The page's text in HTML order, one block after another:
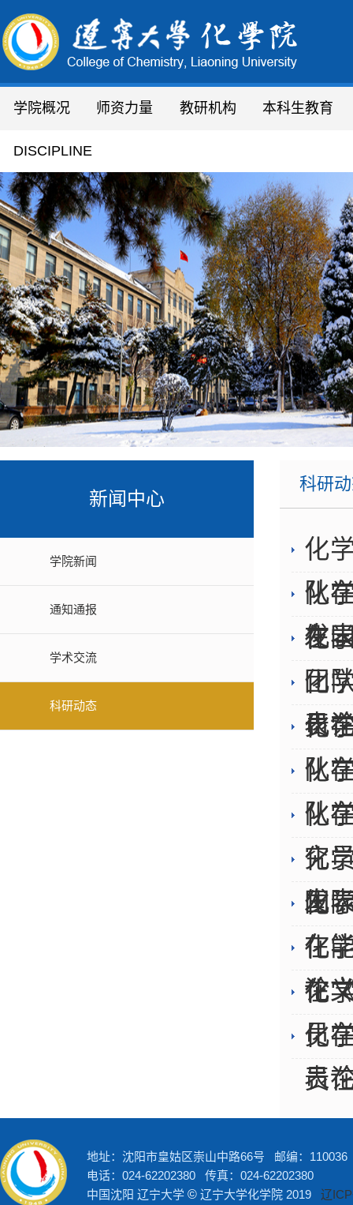
学院概况
学院简介
机构设置
现任领导
领导致辞
联系方式
师资力量
教职员工
教 授
副教授
讲 师
实验技术人员
行政办公人员 学院办公室
学生工作办公室
课题组主页 宋溪明教授课题组
张向东教授课题组
张蕾教授课题组
梁福顺教授课题组
郭放教授课题组
熊英教授课题组
许维国副教授课题组
黄鹏副教授课题组
教研机构
化学实验教学中心
分析测试中心
省、市平台 绿色合成
稀
辽宁省
辽宁省绿
高
沈阳市
研究院
辽宁大
辽
本科生教育
专业设置
DISCIPLINE
新闻中心
学院新闻
通知通报
学术交流
科研动态
科研
化
队
发
化
在
化
团
表
化
员
化
队
化
队
化
究
发
化
国
化
在
论
化
在
化
员
表
化
员
地址：沈阳市皇姑区崇山中路66号 邮编：110036
电话：024-62202380 传真：024-62202380
中国沈阳 辽宁大学 © 辽宁大学化学院 2019 辽